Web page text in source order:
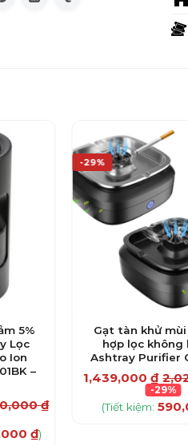
5%
Lọc
Ion
–
₫
₫)
-29%
Gạt tàn khử
hợp lọc không
Ashtray Purifier
1,439,000₫
-29%
(Tiết kiệm: